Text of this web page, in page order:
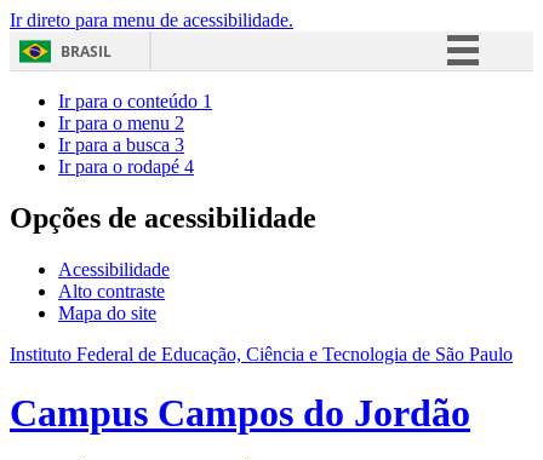
Ir direto para menu de acessibilidade.
BRASIL
Acesso à informação
Ir para o conteúdo 1
Ir para o menu 2
Ir para a busca 3
Ir para o rodapé 4
Opções de acessibilidade
Acessibilidade
Alto contraste
Mapa do site
Instituto Federal de Educação, Ciência e Tecnologia de São Paulo
Campus Campos do Jordão